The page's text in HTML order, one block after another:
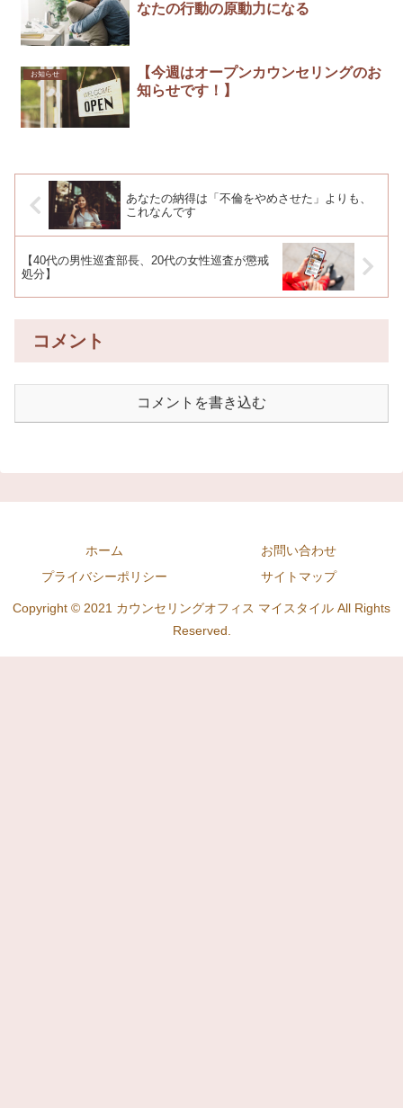
なたの行動の原動力になる
お知らせ
【今週はオープンカウンセリングのお
知らせです！】
あなたの納得は「不倫をやめさせた」よりも、
これなんです
【40代の男性巡査部長、20代の女性巡査が懲戒
処分】
コメント
コメントを書き込む
ホーム
お問い合わせ
プライバシーポリシー
サイトマップ
Copyright © 2021 カウンセリングオフィス マイスタイル All Rights
Reserved.